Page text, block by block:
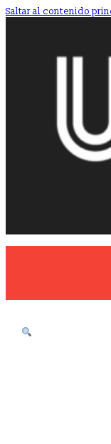
Saltar al contenido